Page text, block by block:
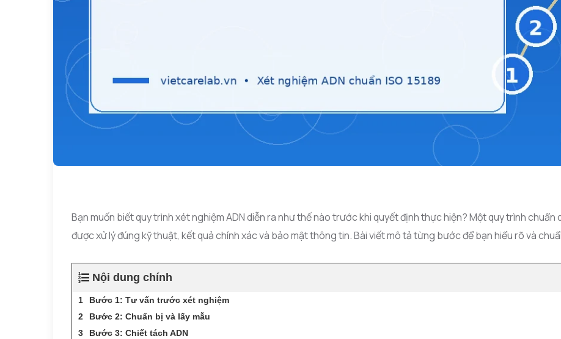
Bạn muốn biết quy trình xét nghiệm ADN diễn ra như thế nào trước khi quyết định thực hiện? Một quy trình
được xử lý đúng kỹ thuật, kết quả chính xác và bảo mật thông tin. Bài viết mô tả từng bước để bạn hiểu rõ và
Nội dung chính
Bước 1: Tư vấn trước xét nghiệm
Bước 2: Chuẩn bị và lấy mẫu
Bước 3: Chiết tách ADN